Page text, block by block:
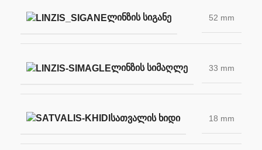
ᲚᲘᲜᲖᲘᲡ ᲡᲘᲒᲐᲜᲔ 52 mm
ᲚᲘᲜᲖᲘᲡ ᲡᲘᲛᲐᲦᲚᲔ 33 mm
ᲡᲐᲗᲕᲐᲚᲘᲡ ᲮᲘᲓᲘ 18 mm